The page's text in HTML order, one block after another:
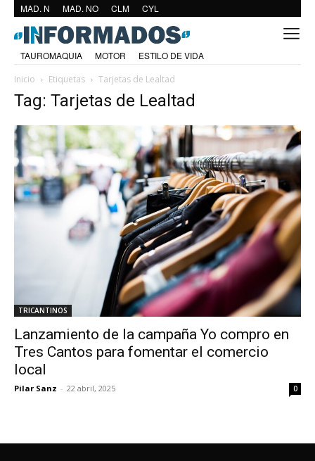
MAD. N MAD. NO CLM CYL
TAUROMAQUIA MOTOR
ESTILO DE VIDA
Inicio
Etiquetas Tarjetas de Lealtad
Tag: Tarjetas de Lealtad
TRICANTINOS
Lanzamiento de la campaña Yo compro en
Tres Cantos para fomentar el comercio
local
Pilar Sanz - 22 abril, 2025 0